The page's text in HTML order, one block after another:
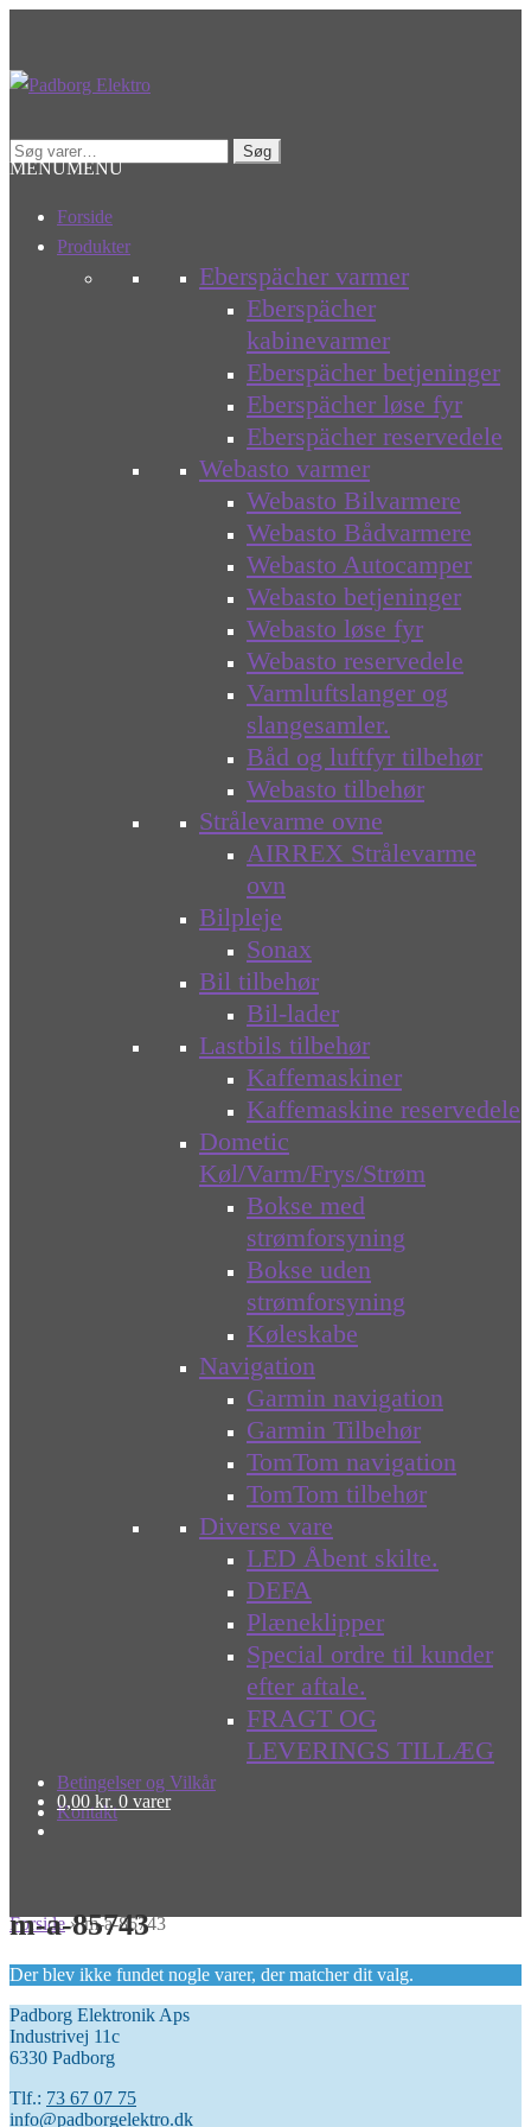
Spring
Spring
Søg
efter:
Søg
MENUMENU
Forside
Produkter
Eberspächer varmer
Eberspächer
kabinevarmer
Eberspächer betjeninger
Eberspächer løse fyr
Eberspächer reservedele
Webasto varmer
Webasto Bilvarmere
Webasto Bådvarmere
Webasto Autocamper
Webasto betjeninger
Webasto løse fyr
Webasto reservedele
Varmluftslanger og
slangesamler.
Båd og luftfyr tilbehør
Webasto tilbehør
Strålevarme ovne
AIRREX Strålevarme
ovn
Bilpleje
Sonax
Bil tilbehør
Bil-lader
Lastbils tilbehør
Kaffemaskiner
Kaffemaskine reservedele
Dometic
Køl/Varm/Frys/Strøm
Bokse med
strømforsyning
Bokse uden
strømforsyning
Køleskabe
Navigation
Garmin navigation
Garmin Tilbehør
TomTom navigation
TomTom tilbehør
Diverse vare
LED Åbent skilte.
DEFA
Plæneklipper
Special ordre til kunder
efter aftale.
FRAGT OG
LEVERINGS TILLÆG
Betingelser og Vilkår
Kontakt
0,00 kr. 0 varer
Forside»m-a-85743
m-a-85743
Der blev ikke fundet nogle varer, der matcher dit valg.
Padborg Elektronik Aps
Industrivej 11c
6330 Padborg
Tlf.: 73 67 07 75
info@padborgelektro.dk